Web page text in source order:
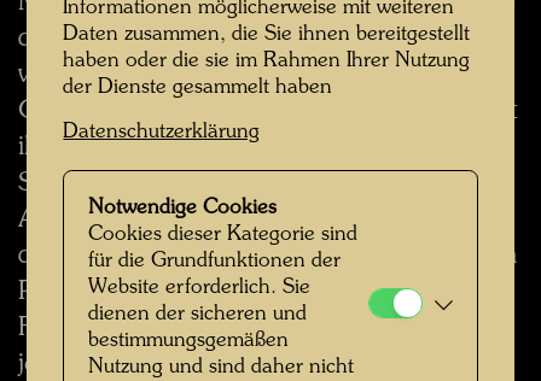
den Erhalt von Informationen per E-Mail
wünschen, geben Sie der Hundertwasser
Gemeinnützigen Privatstiftung und/oder mit
ihr verbundenen Firmen die Genehmigung,
Sie von Zeit zu Zeit über die aktuellen
Aktivitäten und Produkte zu informieren,
die von der Hundertwasser Gemeinnützigen
Privatstiftung oder mit ihr verbundenen
Firmen angeboten werden. Sie können
jedoch immer darauf hinweisen, dass Sie
Informationen möglicherweise mit weiteren
Daten zusammen, die Sie ihnen bereitgestellt
haben oder die sie im Rahmen Ihrer Nutzung
der Dienste gesammelt haben
Datenschutzerklärung
Notwendige Cookies
Cookies dieser Kategorie sind
für die Grundfunktionen der
Website erforderlich. Sie
dienen der sicheren und
bestimmungsgemäßen
Nutzung und sind daher nicht